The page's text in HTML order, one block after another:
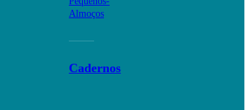
Almoços
Cadernos